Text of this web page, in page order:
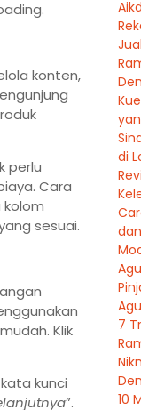
konten,
perlu
Cara
kolom
sesuai.
Klik
kunci
”.
di
7
10